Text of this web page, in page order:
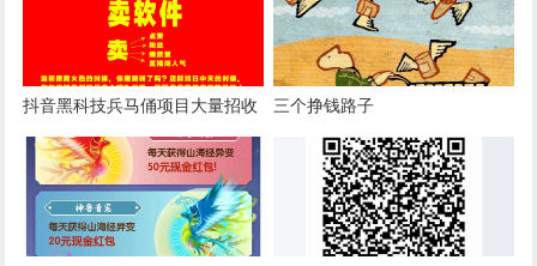
朋友圈，别人吃饭，你拿佣金。
抖音黑科技兵马俑项目大量招收
代理
三个挣钱路子